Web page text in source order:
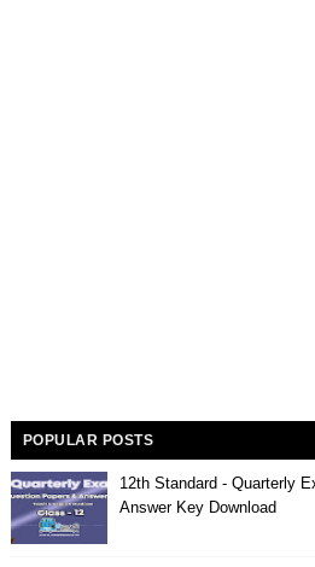
POPULAR POSTS
12th Standard - Quarterly
Answer Key Download